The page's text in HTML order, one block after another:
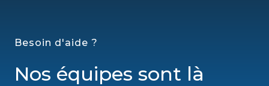
Besoin d'aide ?
Nos équipes sont là